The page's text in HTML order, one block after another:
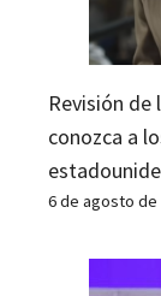
Revisión de
conozca a
6 de agosto de